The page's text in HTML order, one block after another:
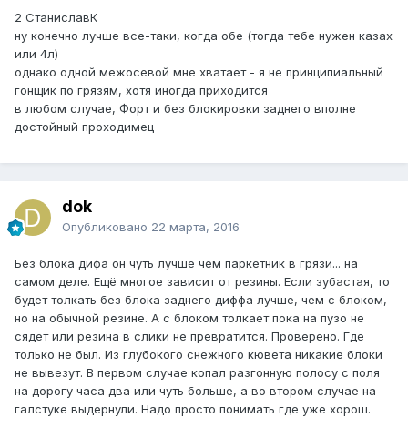
2 СтаниславК
ну конечно лучше все-таки, когда обе (тогда тебе нужен казах
или 4л)
однако одной межосевой мне хватает - я не принципиальный
гонщик по грязям, хотя иногда приходится
в любом случае, Форт и без блокировки заднего вполне
достойный проходимец
dok
Опубликовано 22 марта, 2016
Без блока дифа он чуть лучше чем паркетник в грязи... на
самом деле. Ещё многое зависит от резины. Если зубастая, то
будет толкать без блока заднего диффа лучше, чем с блоком,
но на обычной резине. А с блоком толкает пока на пузо не
сядет или резина в слики не превратится. Проверено. Где
только не был. Из глубокого снежного кювета никакие блоки
не вывезут. В первом случае копал разгонную полосу с поля
на дорогу часа два или чуть больше, а во втором случае на
галстуке выдернули. Надо просто понимать где уже хорош.